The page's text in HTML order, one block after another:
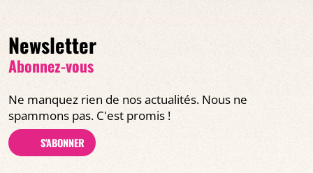
Newsletter
Abonnez-vous
Ne manquez rien de nos actualités. Nous ne
spammons pas. C'est promis !
S'ABONNER